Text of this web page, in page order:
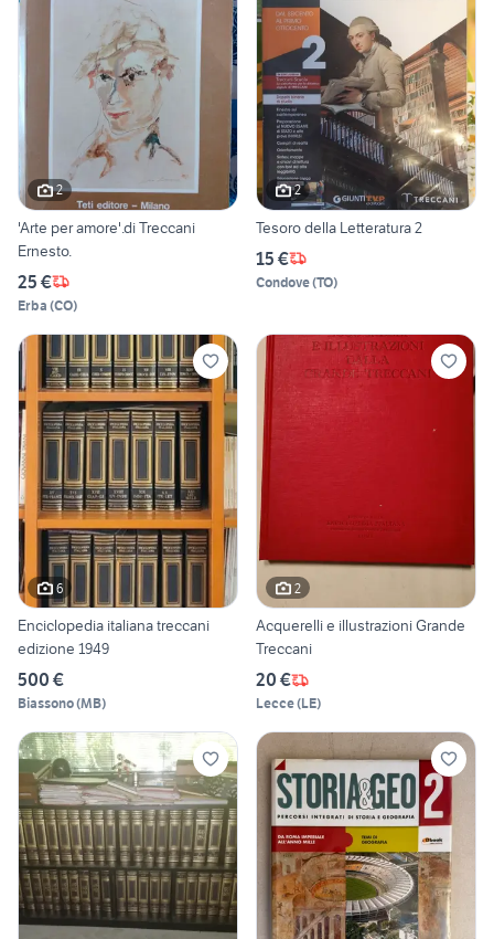
2
'Arte per amore'.di Treccani
Ernesto.
25 €
Erba (CO)
2
Tesoro della Letteratura 2
15 €
Condove(TO)
6
Enciclopedia italiana treccani
edizione 1949
500 €
Biassono(MB)
2
Acquerelli e illustrazioni Grande
Treccani
20 €
Lecce(LE)